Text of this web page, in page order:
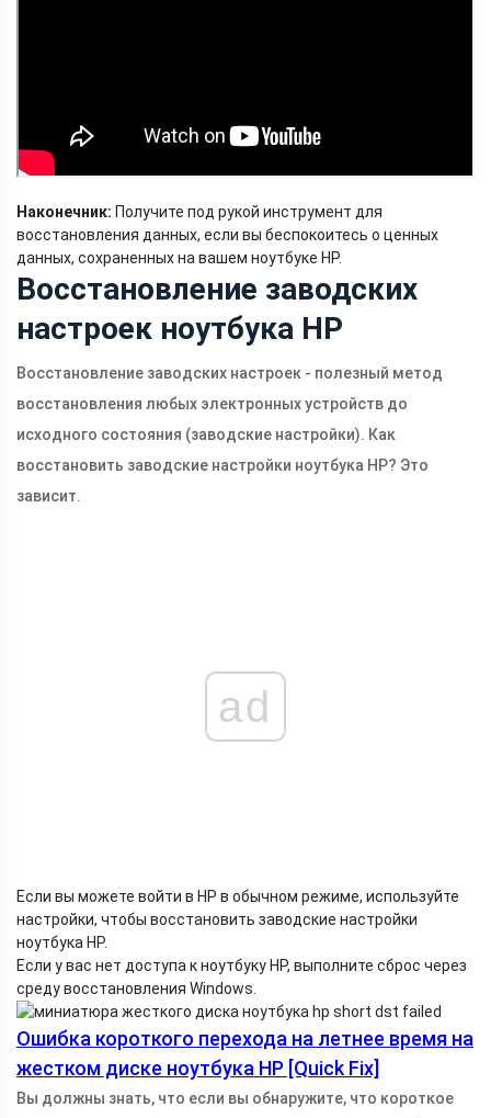
Наконечник: Получите под рукой инструмент для
восстановления данных, если вы беспокоитесь о ценных
данных, сохраненных на вашем ноутбуке HP.
Восстановление заводских
настроек ноутбука HP
Восстановление заводских настроек - полезный метод
восстановления любых электронных устройств до
исходного состояния (заводские настройки). Как
восстановить заводские настройки ноутбука HP? Это
зависит.
ad
Если вы можете войти в HP в обычном режиме, используйте
настройки, чтобы восстановить заводские настройки
ноутбука HP.
Если у вас нет доступа к ноутбуку HP, выполните сброс через
среду восстановления Windows.
Ошибка короткого перехода на летнее время на
жестком диске ноутбука HP [Quick Fix]
Вы должны знать, что если вы обнаружите, что короткое